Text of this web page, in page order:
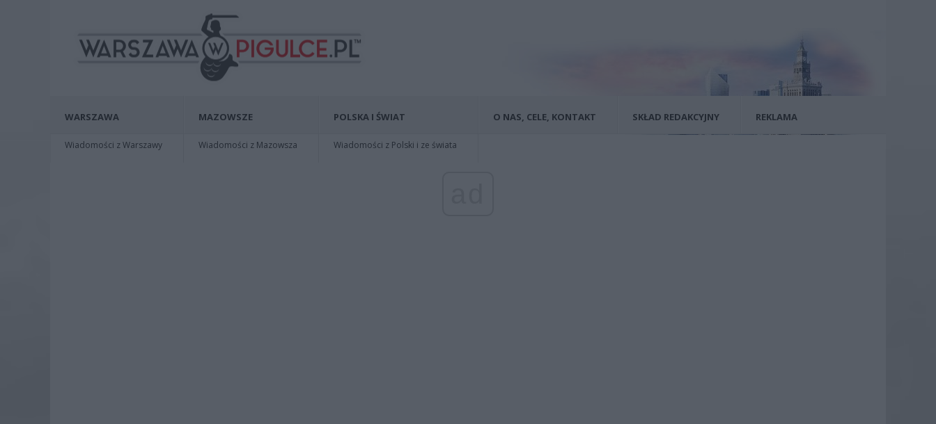
WARSZAWA
Wiadomości z Warszawy
MAZOWSZE
Wiadomości z Mazowsza
POLSKA I ŚWIAT
Wiadomości z Polski i ze świata
O NAS, CELE, KONTAKT SKŁAD REDAKCYJNY REKLAMA